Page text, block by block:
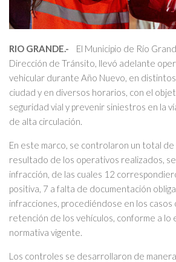
RIO GRANDE.- El Municipio de Río
Dirección de Tránsito, llevó adelante
vehicular durante Año Nuevo, en
ciudad y en diversos horarios, con el
seguridad vial y prevenir siniestros en la
de alta circulación.
En este marco, se controlaron un total
resultado de los operativos realizados,
infracción, de las cuales 12
positiva, 7 a falta de documentación
infracciones, procediéndose en los
retención de los vehículos, conforme a lo
normativa vigente.
Los controles se desarrollaron de